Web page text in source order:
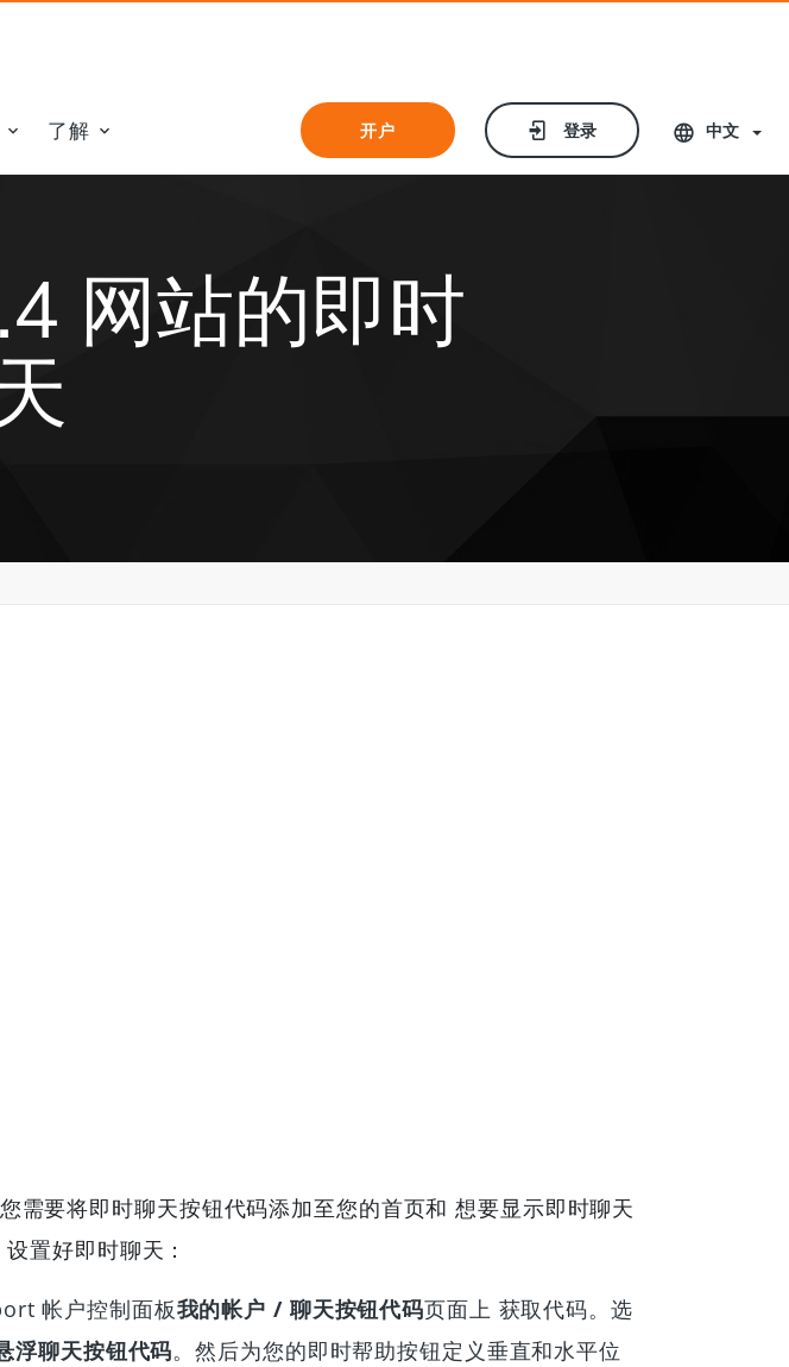
了解 开户
开户 登录
登录 中文
网站的即时
要将即时聊天按钮代码添加至您的首页和 想要显示即时聊天
置好即时聊天：
帐户控制面板我的帐户 / 聊天按钮代码页面上 获取代码。选
浮聊天按钮代码。然后为您的即时帮助按钮定义垂直和水平位